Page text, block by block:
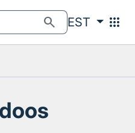
search EST apps